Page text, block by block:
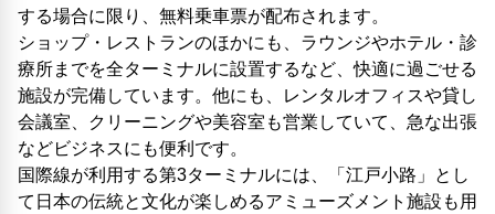
する場合に限り、無料乗車票が配布されます。
ショップ・レストランのほかにも、ラウンジやホテル・診
療所までを全ターミナルに設置するなど、快適に過ごせる
施設が完備しています。他にも、レンタルオフィスや貸し
会議室、クリーニングや美容室も営業していて、急な出張
などビジネスにも便利です。
国際線が利用する第3ターミナルには、「江戸小路」とし
て日本の伝統と文化が楽しめるアミューズメント施設も用